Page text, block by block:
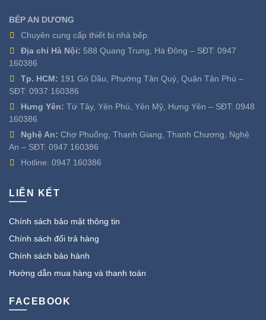
BẾP AN DƯƠNG
Chuyên cung cấp thiết bị nhà bếp.
Địa chỉ Hà Nội: 588 Quang Trung, Hà Đông – SĐT: 0947
160386
Tp. HCM: 191 Gò Dầu, Phường Tân Quý, Quận Tân Phú –
SĐT: 0937 160386
Hưng Yên: Từ Tây, Yên Phú, Yên Mỹ, Hưng Yên – SĐT: 0948
160386
Nghệ An: Chợ Phuống, Thanh Giang, Thanh Chương, Nghệ
An – SĐT: 0947 160386
Hotline: 0947 160386
LIÊN KẾT
Chính sách bảo mật thông tin
Chính sách đổi trả hàng
Chính sách bảo hành
Hướng dẫn mua hàng và thanh toán
FACEBOOK